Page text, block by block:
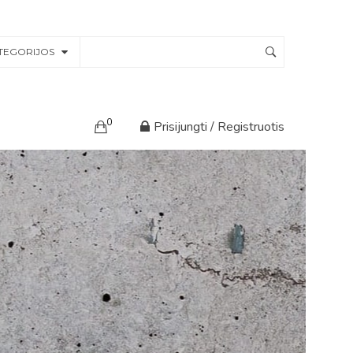
0 Prisijungti / Registruotis